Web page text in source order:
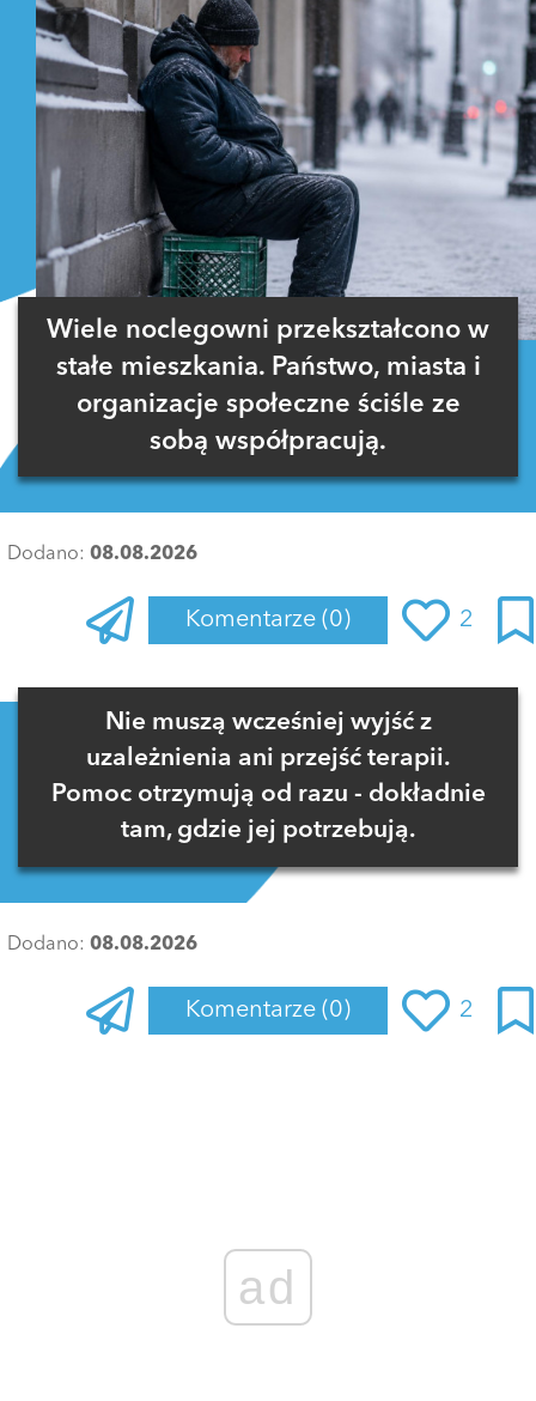
Wiele noclegowni przekształcono w
stałe mieszkania. Państwo, miasta i
organizacje społeczne ściśle ze
sobą współpracują.
Dodano: 08.08.2026
Komentarze (0) 2
Zaloguj się, aby dodać komentarz
Nie muszą wcześniej wyjść z
uzależnienia ani przejść terapii.
Pomoc otrzymują od razu - dokładnie
tam, gdzie jej potrzebują.
Dodano: 08.08.2026
Komentarze (0) 2
ad